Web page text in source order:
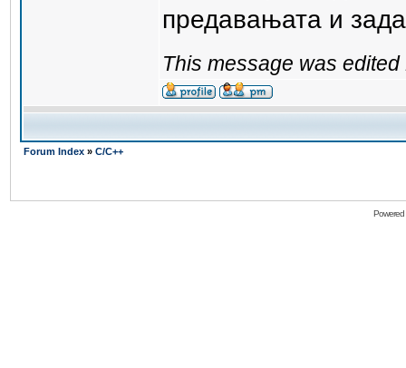
предавањата и
This message was
Forum Index » C/C++